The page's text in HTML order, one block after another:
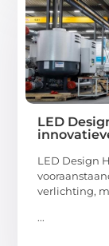
LED
LED Design
verlichting,
...